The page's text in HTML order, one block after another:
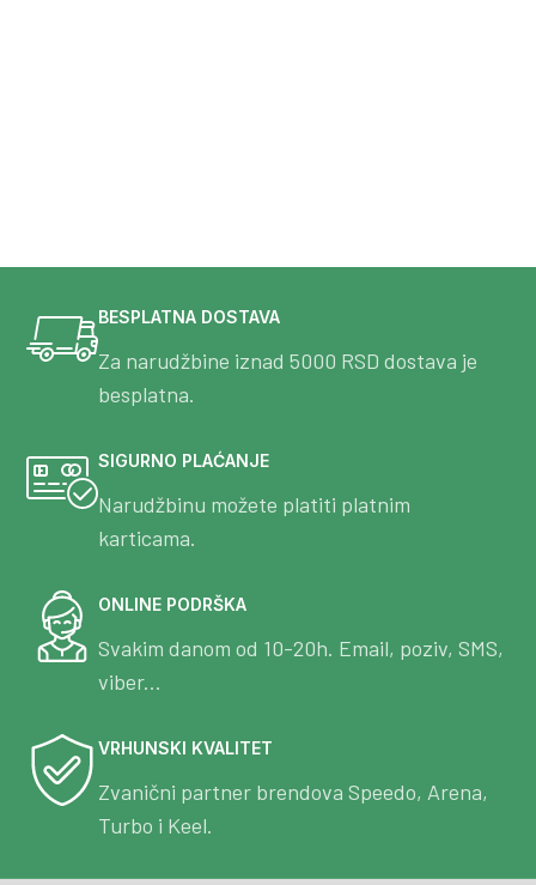
BESPLATNA DOSTAVA
Za narudžbine iznad 5000 RSD dostava je
besplatna.
SIGURNO PLAĆANJE
Narudžbinu možete platiti platnim
karticama.
ONLINE PODRŠKA
Svakim danom od 10-20h. Email, poziv, SMS,
viber...
VRHUNSKI KVALITET
Zvanični partner brendova Speedo, Arena,
Turbo i Keel.